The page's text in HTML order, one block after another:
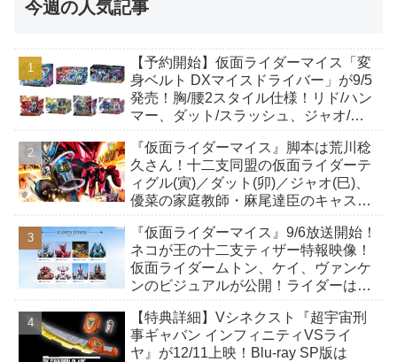
今週の人気記事
【予約開始】仮面ライダーマイス「変
身ベルト DXマイスドライバー」が9/5
発売！胸/腰2スタイル仕様！リド/ハン
マー、ダット/スラッシュ、ジャオ/バ
も！
『仮面ライダーマイス』脚本は荒川稔
久さん！十二支同盟の仮面ライダーテ
ィグル(寅)／ダット(卯)／ジャオ(巳)、
優菜の家庭教師・麻尾達臣のキャスト
んも変身！
『仮面ライダーマイス』9/6放送開始！
ネコが王の十二支ティザー特報映像！
仮面ライダームトン、ケイ、ヴァンケ
ンのビジュアルが公開！ライダーは子
【特典詳細】Vシネクスト『超宇宙刑
事ギャバン インフィニティVSライ
ヤ』が12/11上映！Blu-ray SP版は